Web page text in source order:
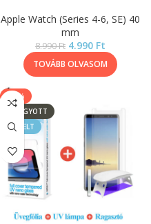
Apple Watch (Series 4-6, SE) 40
mm
8.990Ft 4.990 Ft
TOVÁBB OLVASOM
-44%
ELFOGYOTT
KIEMELT